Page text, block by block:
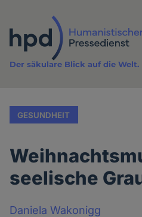
Inhalt
Der säkulare Blick auf die Welt.
GESUNDHEIT
seelische
Daniela Wakonigg